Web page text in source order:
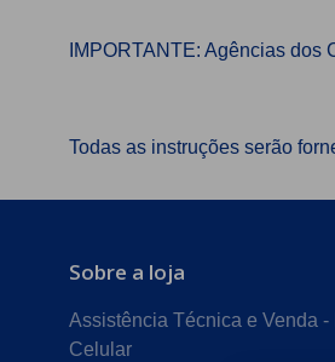
IMPORTANTE: Agências
Todas as instruções serão
Sobre a loja
Assistência Técnica e Venda -
Celular